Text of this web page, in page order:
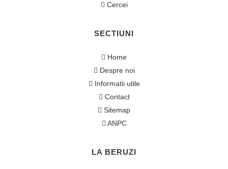
Cercei
SECTIUNI
Home
Despre noi
Informatii utile
Contact
Sitemap
ANPC
LA BERUZI